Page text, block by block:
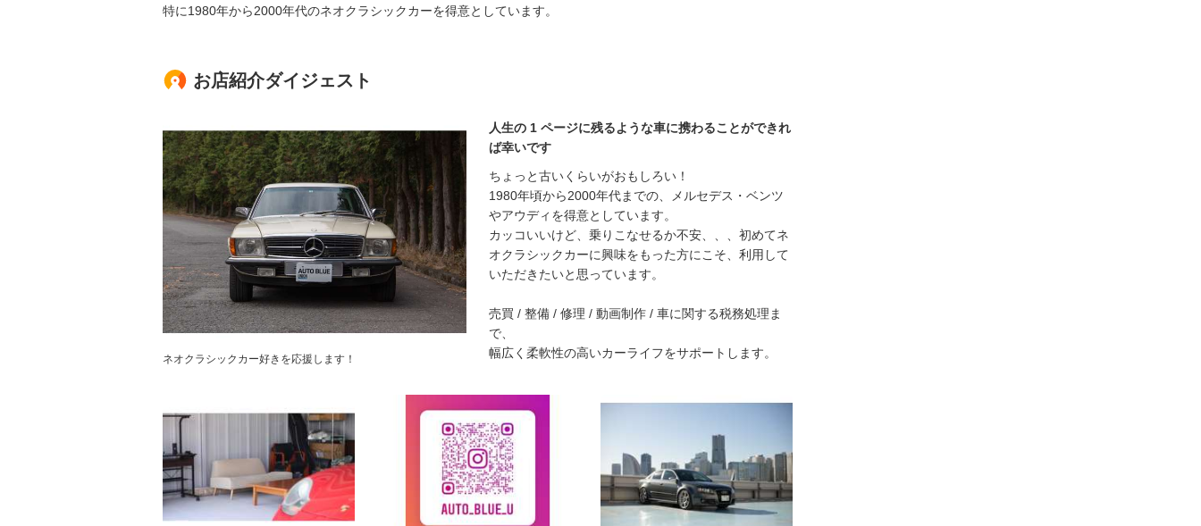
特に1980年から2000年代のネオクラシックカーを得意としています。
お店紹介ダイジェスト
ネオクラシックカー好きを応援します！
人生の 1 ページに残るような車に携わることができれ
ば幸いです
ちょっと古いくらいがおもしろい！
1980年頃から2000年代までの、メルセデス・ベンツ
やアウディを得意としています。
カッコいいけど、乗りこなせるか不安、、、初めてネ
オクラシックカーに興味をもった方にこそ、利用して
いただきたいと思っています。
売買 / 整備 / 修理 / 動画制作 / 車に関する税務処理ま
で、
幅広く柔軟性の高いカーライフをサポートします。